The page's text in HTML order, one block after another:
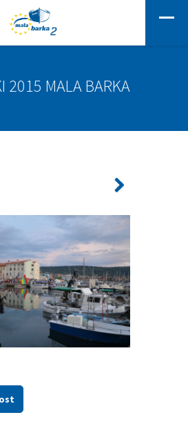
2015 MALA BARKA